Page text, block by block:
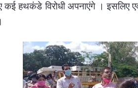
हथकंडे विरोधी अपनाएंगे । इसलिए